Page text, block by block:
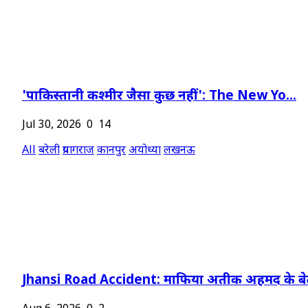
'पाकिस्तानी कश्मीर जैसा कुछ नहीं': The New Yo...
Jul 30, 2026 0 14
Allबरेलीप्रयागराजकानपुरअयोध्यालखनऊ
Jhansi Road Accident: माफिया अतीक अहमद के